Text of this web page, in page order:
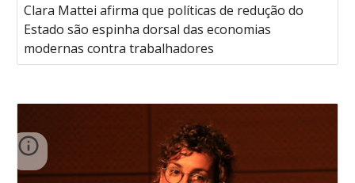
Clara Mattei afirma que políticas de redução do
Estado são espinha dorsal das economias
modernas contra trabalhadores